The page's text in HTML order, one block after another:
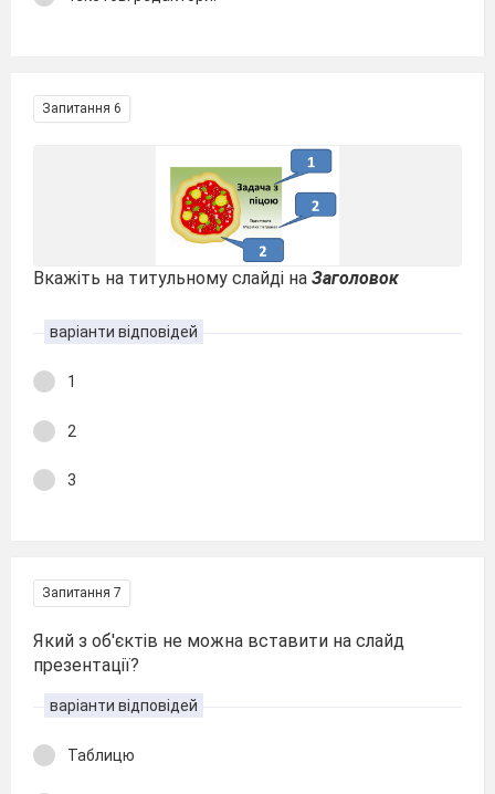
Запитання 6
Вкажіть на титульному слайді на Заголовок
варіанти відповідей
1
2
3
Запитання 7
Який з об'єктів не можна вставити на слайд
презентації?
варіанти відповідей
Таблицю